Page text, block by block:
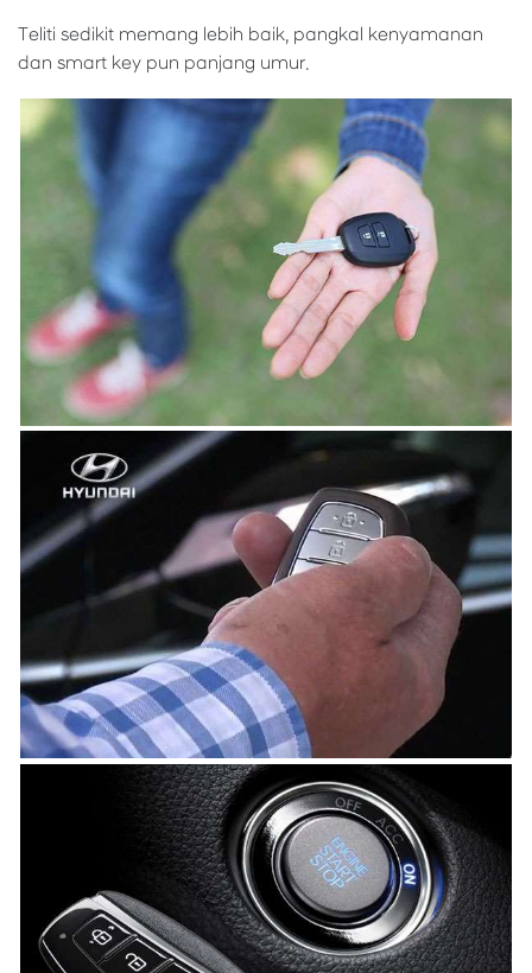
Teliti sedikit memang lebih baik, pangkal kenyamanan
dan smart key pun panjang umur.